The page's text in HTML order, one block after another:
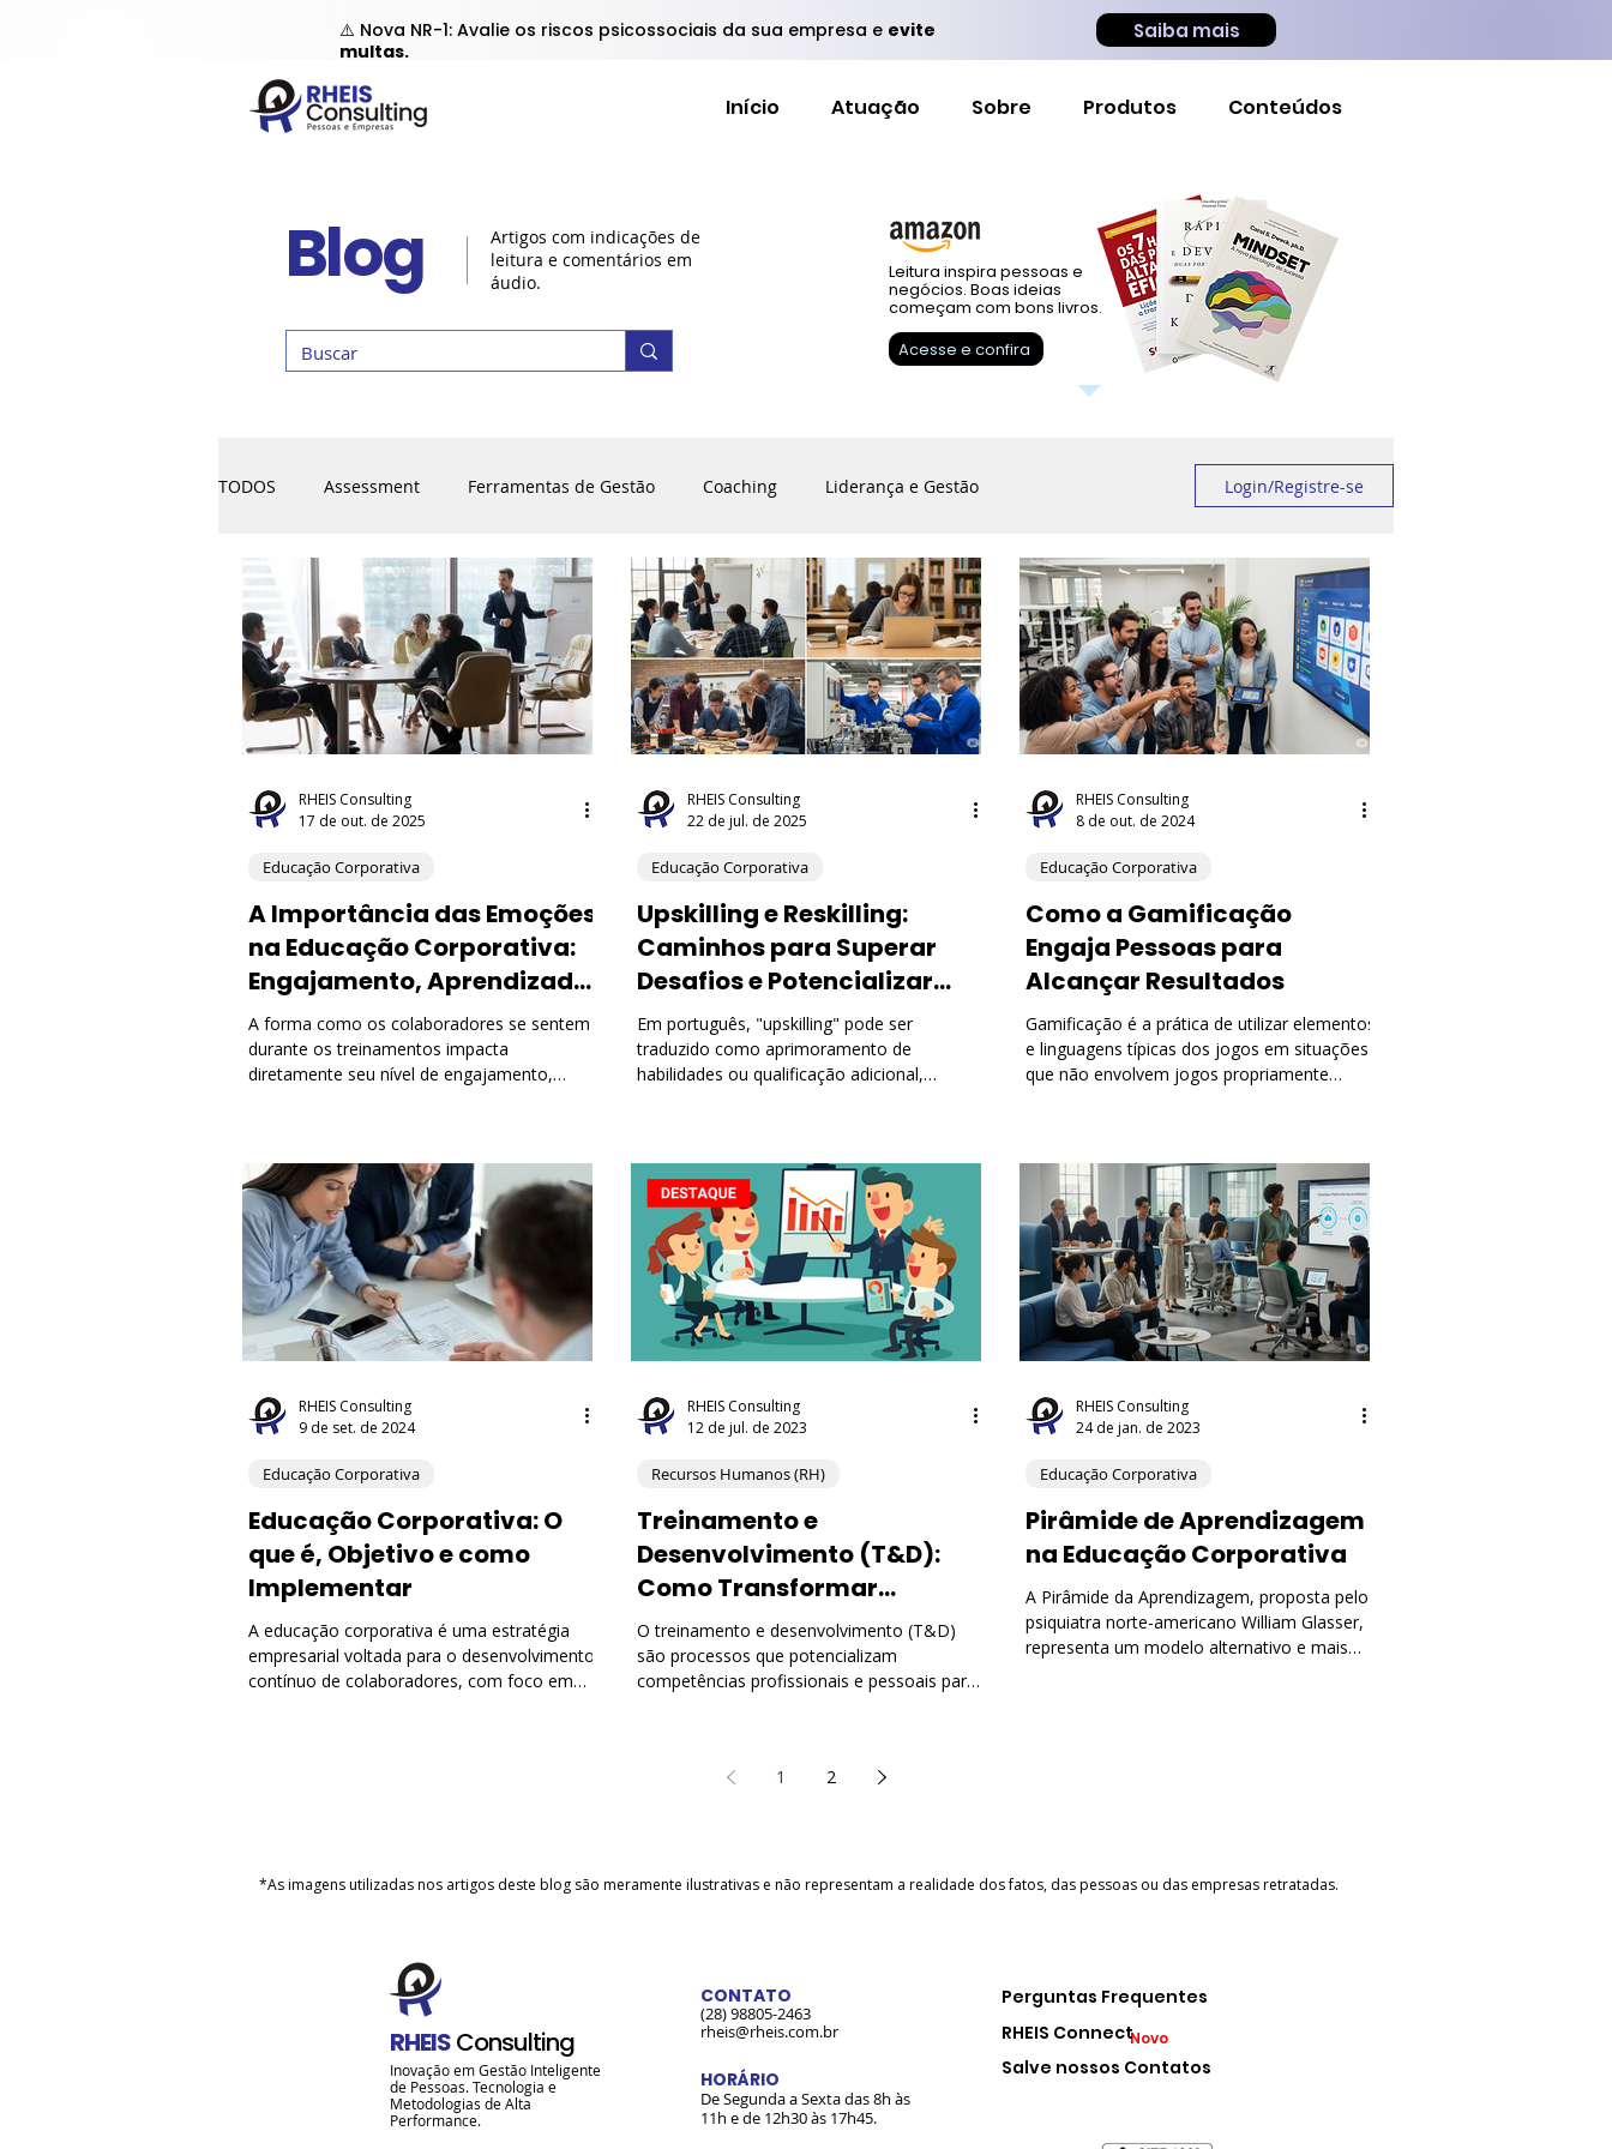
⚠️ Nova NR-1: Avalie os riscos psicossociais da sua empresa e evite
multas.
Saiba mais
Início Atuação Sobre Produtos Conteúdos
Blog
Artigos com indicações de
leitura e comentários em
áudio.
Leitura inspira pessoas e
negócios. Boas ideias
começam com bons livros.
Acesse e confira
TODOS Assessment Ferramentas de Gestão Coaching Liderança e Gestão
Recursos Humanos (RH) Comportamento Organizacional Educação Corporativa
Melhoria Contínua Economia e Finanças Empreendedorismo Marketing e Vendas
Meio Ambiente e ESG Governança Corporativa Opinião
Login/Registre-se
A Importância das Emoções
na Educação Corporativa:
Engajamento, Aprendizado
e Resultados
A forma como os colaboradores se sentem
durante os treinamentos impacta
diretamente seu nível de engajamento,
reais quando considera a dimensão
emocional dos participantes.
Educação Corporativa
RHEIS Consulting
17 de out. de 2025
Upskilling e Reskilling:
Caminhos para Superar
Desafios e Potencializar
Talentos nas Organizações
Em português, "upskilling" pode ser
traduzido como aprimoramento de
habilidades ou qualificação adicional,
Educação Corporativa
RHEIS Consulting
22 de jul. de 2025
Como a Gamificação
Engaja Pessoas para
Alcançar Resultados
Gamificação é a prática de utilizar elementos
e linguagens típicas dos jogos em situações
que não envolvem jogos propriamente
clássico são as dinâmicas semelhantes a
RPGs (Role Playing Games¹), onde há
desafios, progressão e recompensas.
Educação Corporativa
RHEIS Consulting
8 de out. de 2024
Educação Corporativa: O
que é, Objetivo e como
Implementar
A educação corporativa é uma estratégia
empresarial voltada para o desenvolvimento
contínuo de colaboradores, com foco em
Educação Corporativa
RHEIS Consulting
9 de set. de 2024
Treinamento e
Desenvolvimento (T&D):
Como Transformar
Talentos em Resultados
para sua Empresa
O treinamento e desenvolvimento (T&D)
são processos que potencializam
competências profissionais e pessoais para
Recursos Humanos (RH)
RHEIS Consulting
12 de jul. de 2023
Pirâmide de Aprendizagem
na Educação Corporativa
A Pirâmide da Aprendizagem, proposta pelo
psiquiatra norte-americano William Glasser,
representa um modelo alternativo e mais
envolvimento ativo do estudante.
Educação Corporativa
RHEIS Consulting
24 de jan. de 2023
1 2
*As imagens utilizadas nos artigos deste blog são meramente ilustrativas e não representam a realidade dos fatos, das pessoas ou das empresas retratadas.
RHEISConsulting
Inovação em Gestão Inteligente
de Pessoas. Tecnologia e
Metodologias de Alta
Performance.
CONTATO
(28) 98805-2463
rheis@rheis.com.br
HORÁRIO
De Segunda a Sexta das 8h às
11h e de 12h30 às 17h45.
Perguntas Frequentes
Novo
RHEIS Connect
Salve nossos Contatos